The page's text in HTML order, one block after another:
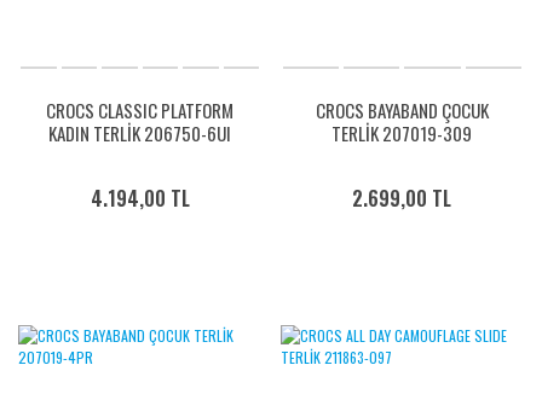
CROCS CLASSIC PLATFORM
KADIN TERLİK 206750-6UI
4.194,00 TL
CROCS BAYABAND ÇOCUK
TERLİK 207019-309
2.699,00 TL